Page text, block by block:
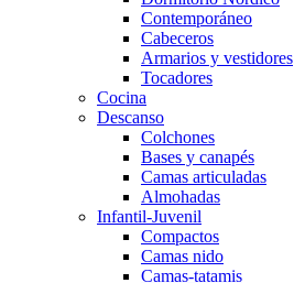
Contemporáneo
Cabeceros
Armarios y vestidores
Tocadores
Cocina
Descanso
Colchones
Bases y canapés
Camas articuladas
Almohadas
Infantil-Juvenil
Compactos
Camas nido
Camas-tatamis